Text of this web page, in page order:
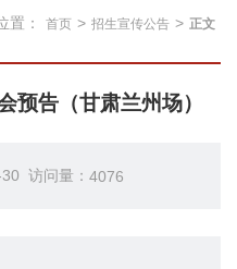
置： 首页 > 招生宣传公告 > 正文
预告（甘肃兰州场）
访问量： 4076